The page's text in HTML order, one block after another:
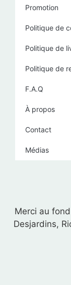
Promotion
Politique de
Politique de
Politique de
F.A.Q
À propos
Contact
Médias
Merci au
Desjardins,